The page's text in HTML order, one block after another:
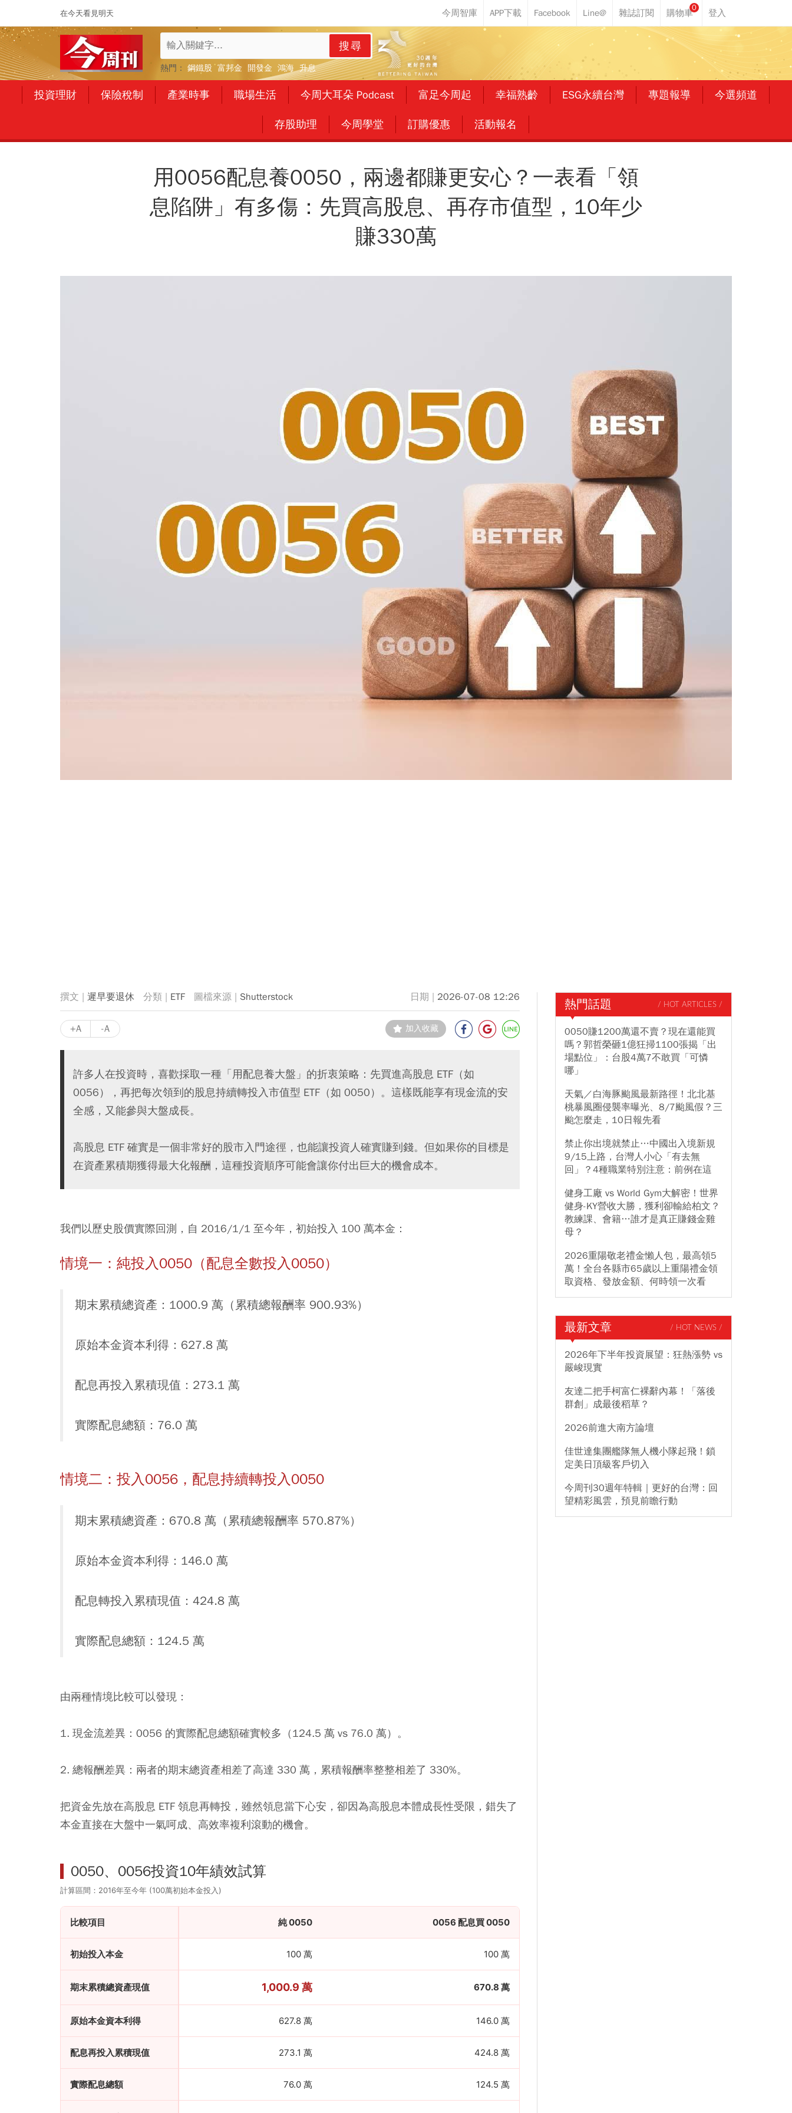
在今天看見明天
0
搜尋
熱門： 鋼鐵股 富邦金 開發金 鴻海 升息
投資理財 保險稅制 產業時事 職場生活 今周大耳朵 Podcast 富足今周起 幸福熟齡 ESG永續台灣 專題報導 今選頻道
存股助理 今周學堂 訂購優惠 活動報名
用0056配息養0050，兩邊都賺更安心？一表看「領
息陷阱」有多傷：先買高股息、再存市值型，10年少
賺330萬
遲早要退休 ETF Shutterstock 2026-07-08 12:26
+A -A 加入收藏
許多人在投資時，喜歡採取一種「用配息養大盤」的折衷策略：先買進高股息 ETF（如
0056），再把每次領到的股息持續轉投入市值型 ETF（如 0050）。這樣既能享有現金流的安
全感，又能參與大盤成長。
高股息 ETF 確實是一個非常好的股市入門途徑，也能讓投資人確實賺到錢。但如果你的目標是
在資產累積期獲得最大化報酬，這種投資順序可能會讓你付出巨大的機會成本。
我們以歷史股價實際回測，自 2016/1/1 至今年，初始投入 100 萬本金：
情境一：純投入0050（配息全數投入0050）
期末累積總資產：1000.9 萬（累積總報酬率 900.93%）
原始本金資本利得：627.8 萬
配息再投入累積現值：273.1 萬
實際配息總額：76.0 萬
情境二：投入0056，配息持續轉投入0050
期末累積總資產：670.8 萬（累積總報酬率 570.87%）
原始本金資本利得：146.0 萬
配息轉投入累積現值：424.8 萬
實際配息總額：124.5 萬
由兩種情境比較可以發現：
1. 現金流差異：0056 的實際配息總額確實較多（124.5 萬 vs 76.0 萬）。
2. 總報酬差異：兩者的期末總資產相差了高達 330 萬，累積報酬率整整相差了 330%。
把資金先放在高股息 ETF 領息再轉投，雖然領息當下心安，卻因為高股息本體成長性受限，錯失了
本金直接在大盤中一氣呵成、高效率複利滾動的機會。
0050、0056投資10年績效試算
計算區間：2016年至今年 (100萬初始本金投入)
比較項目 純 0050 0056 配息買 0050
初始投入本金 100 萬 100 萬
期末累積總資產現值 1,000.9 萬 670.8 萬
原始本金資本利得 627.8 萬 146.0 萬
配息再投入累積現值 273.1 萬 424.8 萬
實際配息總額 76.0 萬 124.5 萬
熱門話題 / HOT ARTICLES /
0050賺1200萬還不賣？現在還能買
嗎？郭哲榮砸1億狂掃1100張揭「出
場點位」：台股4萬7不敢買「可憐
哪」
天氣／白海豚颱風最新路徑！北北基
桃暴風圈侵襲率曝光、8/7颱風假？三
颱怎麼走，10日報先看
禁止你出境就禁止…中國出入境新規
9/15上路，台灣人小心「有去無
回」？4種職業特別注意：前例在這
健身工廠 vs World Gym大解密！世界
健身-KY營收大勝，獲利卻輸給柏文？
教練課、會籍…誰才是真正賺錢金雞
母？
2026重陽敬老禮金懶人包，最高領5
萬！全台各縣市65歲以上重陽禮金領
取資格、發放金額、何時領一次看
最新文章 / HOT NEWS /
2026年下半年投資展望：狂熱漲勢 vs
嚴峻現實
友達二把手柯富仁裸辭內幕！「落後
群創」成最後稻草？
2026前進大南方論壇
佳世達集團艦隊無人機小隊起飛！鎖
定美日頂級客戶切入
今周刊30週年特輯｜更好的台灣：回
望精彩風雲，預見前瞻行動